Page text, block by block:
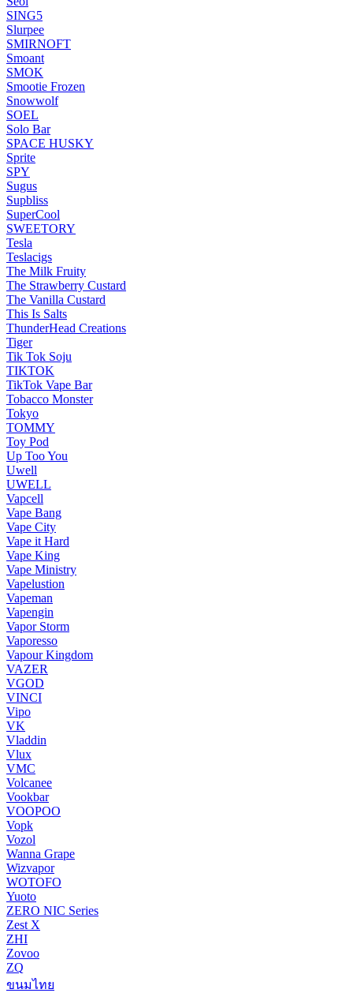
SING5
Slurpee
SMIRNOFT
Smoant
SMOK
Smootie Frozen
Snowwolf
SOEL
Solo Bar
SPACE HUSKY
Sprite
SPY
Sugus
Supbliss
SuperCool
SWEETORY
Tesla
Teslacigs
The Milk Fruity
The Strawberry Custard
The Vanilla Custard
This Is Salts
ThunderHead Creations
Tiger
Tik Tok Soju
TIKTOK
TikTok Vape Bar
Tobacco Monster
Tokyo
TOMMY
Toy Pod
Up Too You
Uwell
UWELL
Vapcell
Vape Bang
Vape City
Vape it Hard
Vape King
Vape Ministry
Vapelustion
Vapeman
Vapengin
Vapor Storm
Vaporesso
Vapour Kingdom
VAZER
VGOD
VINCI
Vipo
VK
Vladdin
Vlux
VMC
Volcanee
Vookbar
VOOPOO
Vopk
Vozol
Wanna Grape
Wizvapor
WOTOFO
Yuoto
ZERO NIC Series
Zest X
ZHI
Zovoo
ZQ
ขนมไทย